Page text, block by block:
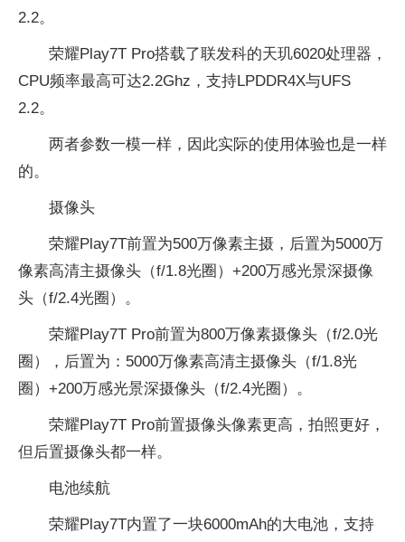
2.2。
荣耀Play7T Pro搭载了联发科的天玑6020处理器，
CPU频率最高可达2.2Ghz，支持LPDDR4X与UFS
2.2。
两者参数一模一样，因此实际的使用体验也是一样
的。
摄像头
荣耀Play7T前置为500万像素主摄，后置为5000万
像素高清主摄像头（f/1.8光圈）+200万感光景深摄像
头（f/2.4光圈）。
荣耀Play7T Pro前置为800万像素摄像头（f/2.0光
圈），后置为：5000万像素高清主摄像头（f/1.8光
圈）+200万感光景深摄像头（f/2.4光圈）。
荣耀Play7T Pro前置摄像头像素更高，拍照更好，
但后置摄像头都一样。
电池续航
荣耀Play7T内置了一块6000mAh的大电池，支持